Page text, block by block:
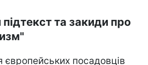
та закиди про
європейських посадовців